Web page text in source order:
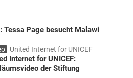
Tessa Page besucht Malawi
United Internet for UNICEF
Internet for UNICEF:
der Stiftung